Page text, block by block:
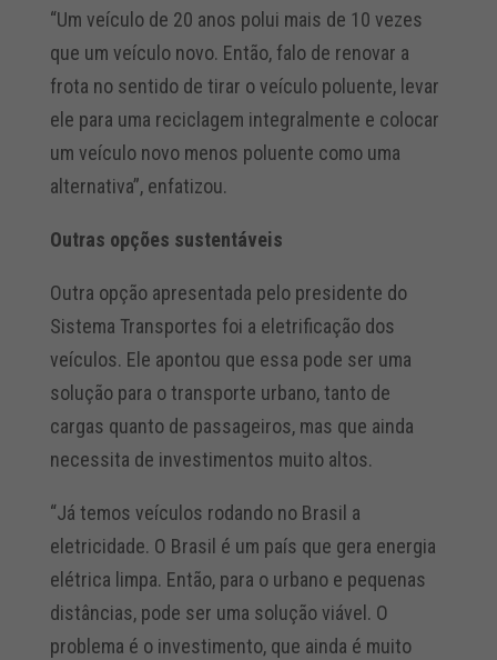
“Um veículo de 20 anos polui mais de 10 vezes
que um veículo novo. Então, falo de renovar a
frota no sentido de tirar o veículo poluente, levar
ele para uma reciclagem integralmente e colocar
um veículo novo menos poluente como uma
alternativa”, enfatizou.
Outras opções sustentáveis
Outra opção apresentada pelo presidente do
Sistema Transportes foi a eletrificação dos
veículos. Ele apontou que essa pode ser uma
solução para o transporte urbano, tanto de
cargas quanto de passageiros, mas que ainda
necessita de investimentos muito altos.
“Já temos veículos rodando no Brasil a
eletricidade. O Brasil é um país que gera energia
elétrica limpa. Então, para o urbano e pequenas
distâncias, pode ser uma solução viável. O
problema é o investimento, que ainda é muito